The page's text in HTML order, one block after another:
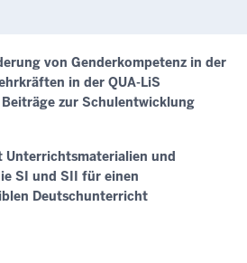
von Genderkompetenz in der
in der QUA-LiS
zur Schulentwicklung
Unterrichtsmaterialien und
SI und SII für einen
Deutschunterricht